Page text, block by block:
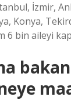
İzmir,
Konya,
6 bin aileyi
bakan